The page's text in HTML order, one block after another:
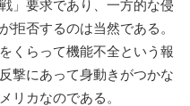
」要求であり、一方的な侵
拒否するのは当然である。
くらって機能不全という報
撃にあって身動きがつかな
リカなのである。